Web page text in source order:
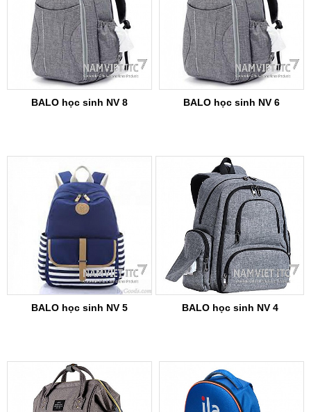
BALO học sinh NV 8 BALO học sinh NV 6
BALO học sinh NV 5 BALO học sinh NV 4